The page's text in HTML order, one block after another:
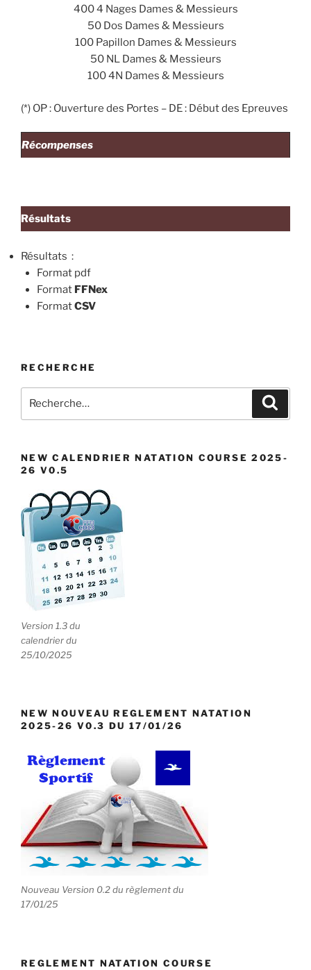
400 4 Nages Dames & Messieurs
50 Dos Dames & Messieurs
100 Papillon Dames & Messieurs
50 NL Dames & Messieurs
100 4N Dames & Messieurs
(*) OP : Ouverture des Portes – DE : Début des Epreuves
Récompenses
Résultats
Résultats :
Format pdf
FormatFFNex
FormatCSV
RECHERCHE
pour
NEW CALENDRIER NATATION COURSE 2025-
26 V0.5
Version 1.3 du
calendrier du
25/10/2025
NEW NOUVEAU REGLEMENT NATATION
2025-26 V0.3 DU 17/01/26
Nouveau Version 0.2 du règlement du
17/01/25
REGLEMENT NATATION COURSE